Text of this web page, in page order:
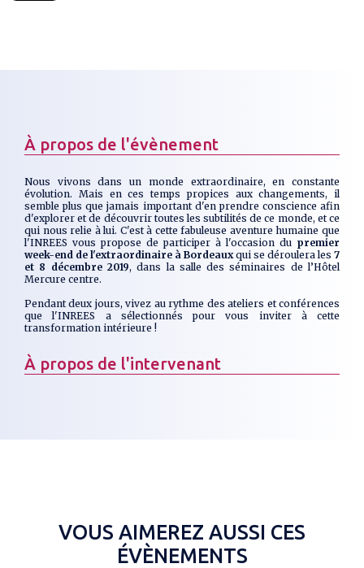
À propos de l'évènement
Nous vivons dans un monde extraordinaire, en constante
évolution. Mais en ces temps propices aux changements, il
semble plus que jamais important d'en prendre conscience afin
d'explorer et de découvrir toutes les subtilités de ce monde, et ce
qui nous relie à lui. C'est à cette fabuleuse aventure humaine que
l'INREES vous propose de participer à l'occasion du premier
week-end de l'extraordinaire à Bordeauxqui se déroulera les 7
et 8 décembre 2019, dans la salle des séminaires de l’Hôtel
Mercure centre.
Pendant deux jours, vivez au rythme des ateliers et conférences
que l'INREES a sélectionnés pour vous inviter à cette
transformation intérieure !
À propos de l'intervenant
VOUS AIMEREZ AUSSI CES
ÉVÈNEMENTS